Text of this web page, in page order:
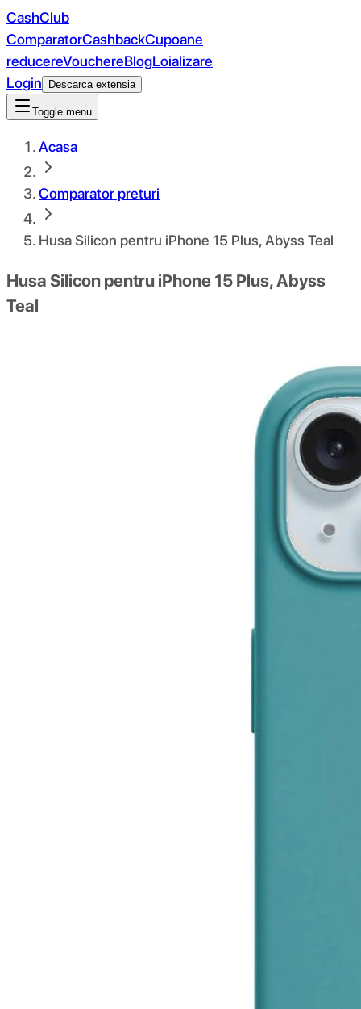
CashClub
ComparatorCashbackCupoane
reducereVouchereBlogLoializare
Login
Descarca extensia
Toggle menu
Acasa
Comparator preturi
Husa Silicon pentru iPhone 15 Plus, Abyss Teal
Husa Silicon pentru iPhone 15 Plus, Abyss
Teal